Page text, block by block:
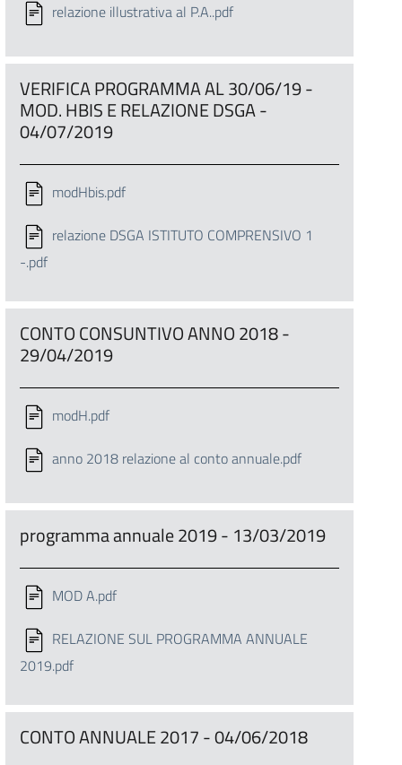
relazione illustrativa al P.A..pdf
VERIFICA PROGRAMMA AL 30/06/19 -
MOD. HBIS E RELAZIONE DSGA -
04/07/2019
modHbis.pdf
relazione DSGA ISTITUTO COMPRENSIVO 1
-.pdf
CONTO CONSUNTIVO ANNO 2018 -
29/04/2019
modH.pdf
anno 2018 relazione al conto annuale.pdf
programma annuale 2019 - 13/03/2019
MOD A.pdf
RELAZIONE SUL PROGRAMMA ANNUALE
2019.pdf
CONTO ANNUALE 2017 - 04/06/2018